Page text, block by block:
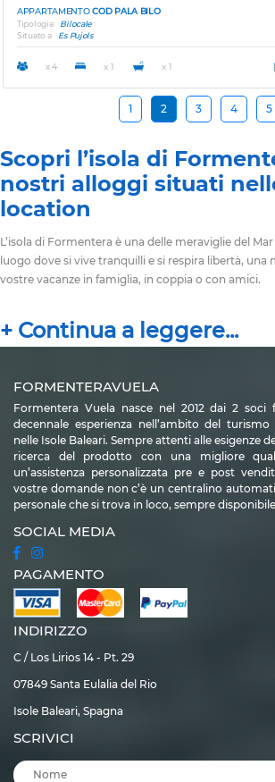
APPARTAMENTOCOD PALA BILO
Tipologia
Bilocale
Situato a
Es Pujols
x 4 x 1 x 1
1 2 3 4 5
Scopri l’isola di
nostri alloggi situati
location
L’isola di Formentera è una delle meraviglie del
luogo dove si vive tranquilli e si respira libertà, una
vostre vacanze in famiglia, in coppia o con amici.
principale località turistica dell’isola, vi permetterà
sulla meravigliosa spiaggia.
Se preferite una zona più tranquilla e una vacanza
suggeriamo invece di prenotarehotel Playa
un’ampia spiaggia che occupa la costa meridionale
potreste optare per un appartamento turistico
de Sant Agusti, un paesello di pescatori con ottimi
amanti del mare e del relax
vacanza sulla spiaggia, cambiando, se lo desideri,
Puoi prendere il sole, rilassarti, fare un bel bagno e
scoperta delle acque paradisiache della zona e dei
escursioni in mare
costa da una prospettiva diversa, direttamente al
anche di altissimo livello. Gli hotel della zona sono
famiglie con bambinial seguito. Si tratta infatti di
FORMENTERAVUELA
Formentera Vuela nasce nel 2012 dai 2 soci
decennale esperienza nell’ambito del
nelle Isole Baleari. Sempre attenti alle esigenze
ricerca del prodotto con una migliore
un’assistenza personalizzata pre e post
vostre domande non c’è un centralino
personale che si trova in loco, sempre
SOCIAL MEDIA
PAGAMENTO
INDIRIZZO
C / Los Lirios 14 - Pt. 29
07849 Santa Eulalia del Rio
Isole Baleari, Spagna
SCRIVICI